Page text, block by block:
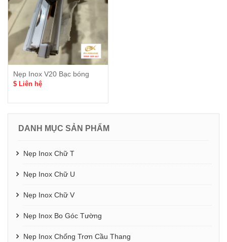
Nẹp Inox V20 Bạc bóng
$ Liên hệ
DANH MỤC SẢN PHẨM
Nẹp Inox Chữ T
Nẹp Inox Chữ U
Nẹp Inox Chữ V
Nẹp Inox Bo Góc Tường
Nẹp Inox Chống Trơn Cầu Thang